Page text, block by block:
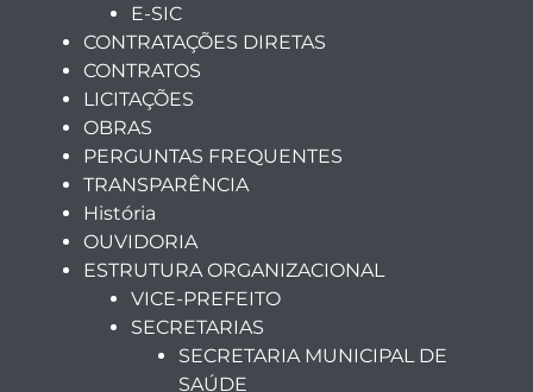
E-SIC
CONTRATAÇÕES DIRETAS
CONTRATOS
LICITAÇÕES
OBRAS
PERGUNTAS FREQUENTES
TRANSPARÊNCIA
História
OUVIDORIA
ESTRUTURA ORGANIZACIONAL
VICE-PREFEITO
SECRETARIAS
SECRETARIA MUNICIPAL DE
SAÚDE